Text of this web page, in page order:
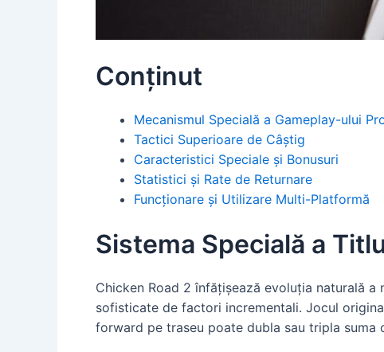
Conținut
Mecanismul Specială a Gameplay-ului
Tactici Superioare de Câștig
Caracteristici Speciale și Bonusuri
Statistici și Rate de Returnare
Funcționare și Utilizare Multi-Platformă
Sistema Specială a
Chicken Road 2 înfățișează evoluția naturală
sofisticate de factori incrementali. Jocul
forward pe traseu poate dubla sau tripla suma